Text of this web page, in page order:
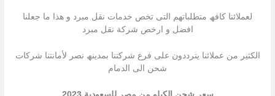
لعملائنا كافھ متطلباتھم التى تخص خدمات نقل مبرد و ھذا ما جعلنا
افضل و ارخص شركة نقل مبرد
الكثیر من عملائنا یترددون على فرع شركتنا بمدینھ نصر لأمانتنا شركات
شحن الى الدمام